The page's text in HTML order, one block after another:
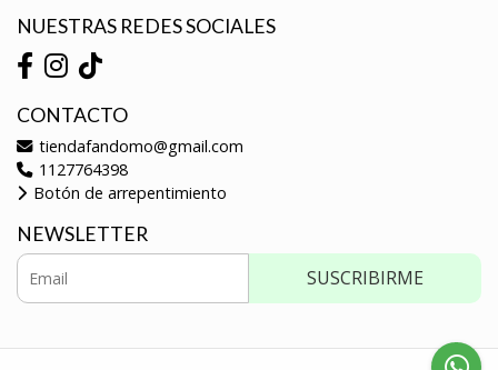
NUESTRAS REDES SOCIALES
CONTACTO
tiendafandomo@gmail.com
1127764398
Botón de arrepentimiento
NEWSLETTER
SUSCRIBIRME